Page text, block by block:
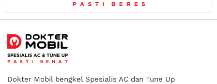
Dokter Mobil bengkel Spesialis AC dan Tune Up